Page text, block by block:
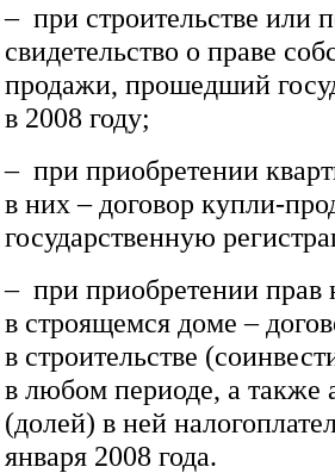
– при строительстве или
свидетельство о праве
продажи, прошедший
в 2008 году;
– при приобретении
в них – договор купли-
государственную
– при приобретении прав
в строящемся доме –
в строительстве
в любом периоде, а также
(долей) в ней
января 2008 года.